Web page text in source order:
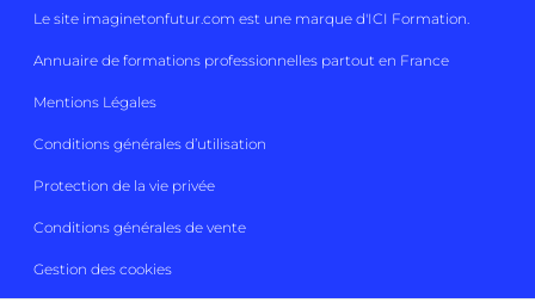
Le site imaginetonfutur.com est une marque d'ICI Formation.
Annuaire de formations professionnelles partout en France
Mentions Légales
Conditions générales d’utilisation
Protection de la vie privée
Conditions générales de vente
Gestion des cookies